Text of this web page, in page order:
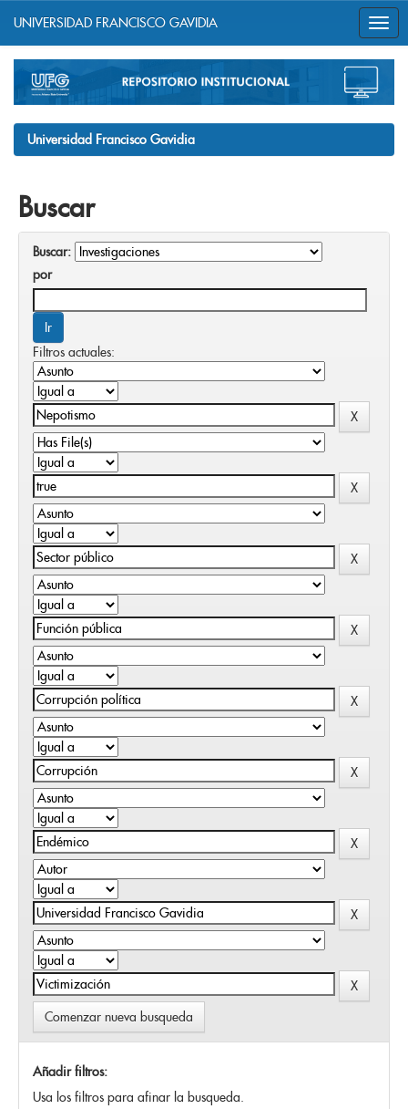
navigation
UNIVERSIDAD FRANCISCO GAVIDIA
Universidad Francisco Gavidia
Buscar
Buscar:
por
Filtros actuales:
Comenzar nueva busqueda
Añadir filtros:
Usa los filtros para afinar la busqueda.